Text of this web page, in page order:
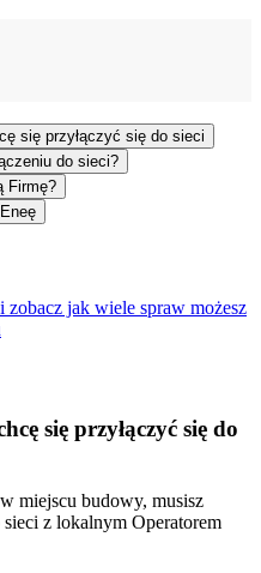
się przyłączyć się do sieci
do sieci?
Firmę?
jak wiele spraw możesz
się przyłączyć się do
miejscu budowy, musisz
z lokalnym Operatorem